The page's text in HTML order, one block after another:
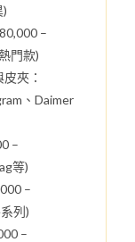
–
門款)
夾：
、Daimer
–
等)
–
列)
–